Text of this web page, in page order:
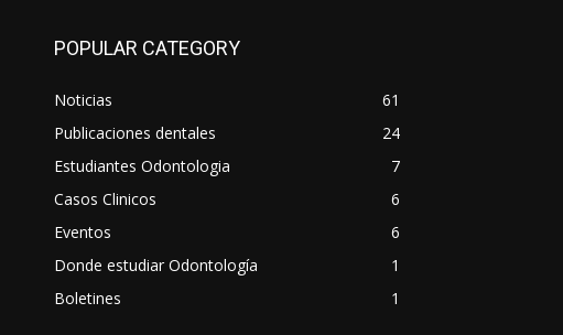
POPULAR CATEGORY
Noticias
61
Publicaciones dentales
24
Estudiantes Odontologia
7
Casos Clinicos
6
Eventos
6
Donde estudiar Odontología
1
Boletines
1